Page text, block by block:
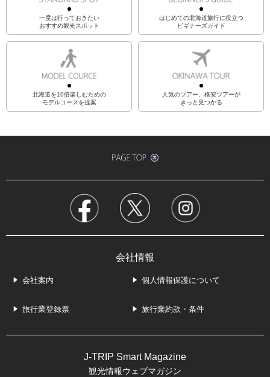
一度は行っておきたい
おすすめ観光スポット
はじめての北海道旅行に役立つ
ビギナーズガイド
北海道を10倍楽しむための
モデルコースを提案
人気のツアー、格安ツアーが
きっと見つかる
会社情報
会社案内 個人情報保護について
旅行業登録票 旅行業約款・条件
J-TRIP Smart Magazine
観光情報ウェブマガジン